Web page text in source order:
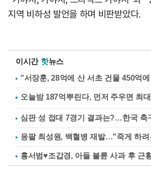
지역 비하성 발언을 하며 비판받았다.
이시간 핫뉴스
"서장훈, 28억에 산 서초 건물 450억
심판 성 접대 7경기 결과는?…한국 축
응팔 최성원, 백혈병 재발…"죽게 하
홍서범♥조갑경, 아들 불륜 사과 후 근